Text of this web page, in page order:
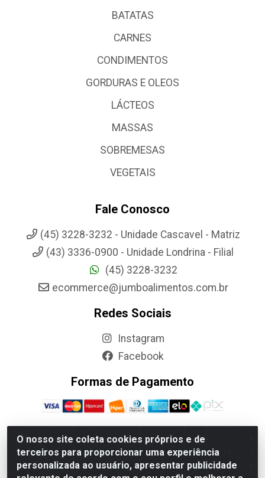
O nosso site coleta cookies próprios e de
terceiros para proporcionar uma experiência
personalizada ao usuário, apresentar publicidade
BATATAS
CARNES
CONDIMENTOS
GORDURAS E OLEOS
LÁCTEOS
MASSAS
SOBREMESAS
VEGETAIS
Fale Conosco
(45) 3228-3232 - Unidade Cascavel - Matriz
(43) 3336-0900 - Unidade Londrina - Filial
(45) 3228-3232
ecommerce@jumboalimentos.com.br
Redes Sociais
Instagram
Facebook
Formas de Pagamento
Jumbo Alimentos Cascavel - Matriz - Rua Itatiba Do Sul, 161 -
Santos Dumont, Cascavel-PR - CEP 85804-700- CNPJ